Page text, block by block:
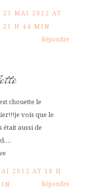
25 MAI 2012 AT
21 H 44 MIN
Répondre
chouette le
vois que le
était aussi de
2012 AT 18 H
Répondre